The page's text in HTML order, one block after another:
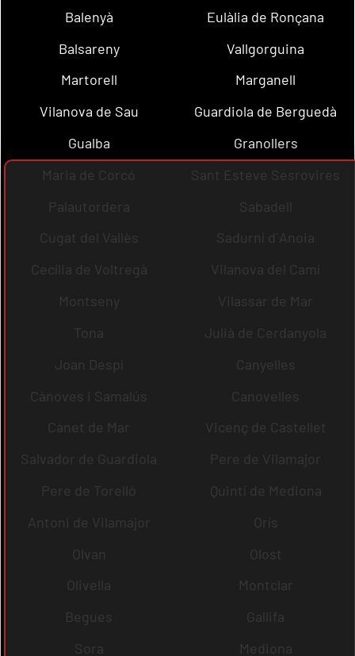
Balenyà
Eulàlia de Ronçana
Balsareny
Vallgorguina
Martorell
Marganell
Vilanova de Sau
Guardiola de Berguedà
Gualba
Granollers
Maria de Corcó
Sant Esteve Sesrovires
Palautordera
Sabadell
Cugat del Vallès
Sadurní d´Anoia
Cecília de Voltregà
Vilanova del Camí
Montseny
Vilassar de Mar
Tona
Julià de Cerdanyola
Joan Despí
Canyelles
Cànoves i Samalús
Canovelles
Canet de Mar
Vicenç de Castellet
Salvador de Guardiola
Pere de Vilamajor
Pere de Torelló
Quintí de Mediona
Antoni de Vilamajor
Orís
Olvan
Olost
Olivella
Montclar
Begues
Gallifa
Sora
Mediona